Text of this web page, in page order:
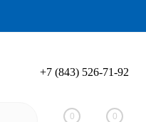
Вход Регистрация
+7 (843) 526-71-92
0 0